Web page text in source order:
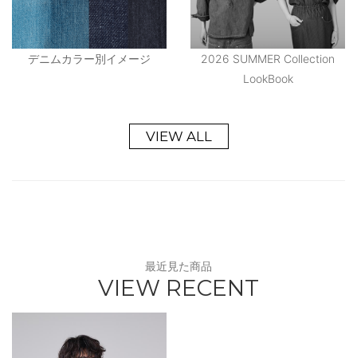
デニムカラー別イメージ
2026 SUMMER Collection
LookBook
VIEW ALL
最近見た商品
VIEW RECENT